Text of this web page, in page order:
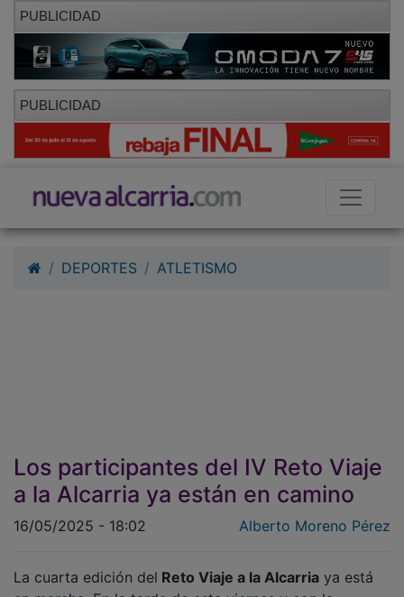
PUBLICIDAD
PUBLICIDAD
Los participantes del IV Reto Viaje
a la Alcarria ya están en camino
en marcha. En la tarde de este viernes y con la